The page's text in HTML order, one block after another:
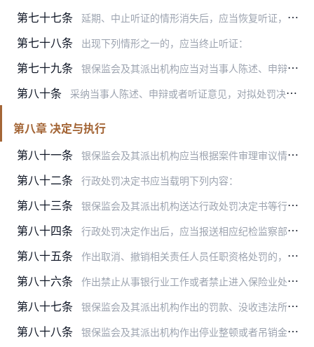
第七十七条 延期、中止听证的情形消失后，应当恢复听证，并将听证的时间、地点通知听证参加人。
第七十八条 出现下列情形之一的，应当终止听证：
第七十九条 银保监会及其派出机构应当对当事人陈述、申辩或者听证意见进行研究。需要补充调查的，进行补充调查。
第八十条 采纳当事人陈述、申辩或者听证意见，对拟处罚决定作出重大调整的，应当重新对当事人进行行政处罚事先告知。
第八章 决定与执行
第八十一条
银保监会及其派出机构应当根据案件审理审议情况和当事人陈述、申辩情况，以及听证情况拟定行政处罚决定书。
第八十二条 行政处罚决定书应当载明下列内容：
第八十三条 银保监会及其派出机构送达行政处罚决定书等行政处罚法律文书时，应当附送达回证，由受送达人在送达回证上记明收到日期，并签名或者盖章。
第八十四条 行政处罚决定作出后，应当报送相应纪检监察部门，并按要求将相关责任人被处罚情况通报有关组织部门。涉及罚款或者没收违法所得的，同时将行政处罚决定抄送财会部门。
第八十五条 作出取消、撤销相关责任人员任职资格处罚的，应当将行政处罚决定书抄送核准其任职资格的监督管理机构和其所属的银行保险机构。
第八十六条 作出禁止从事银行业工作或者禁止进入保险业处罚的，应当将行政处罚决定书抄送被处罚责任人所属的银行保险机构。
第八十七条 银保监会及其派出机构作出的罚款、没收违法所得行政处罚决定，当事人应当自收到行政处罚决定书之日起十五日以内缴款。银保监会及其派出机构和执法人员不得自行收缴罚款。
第八十八条 银保监会及其派出机构作出停业整顿或者吊销金融、业务许可证行政处罚的，应当在银保监会官方网站或具有较大影响力的全国性媒体上公告，公告内容包括：